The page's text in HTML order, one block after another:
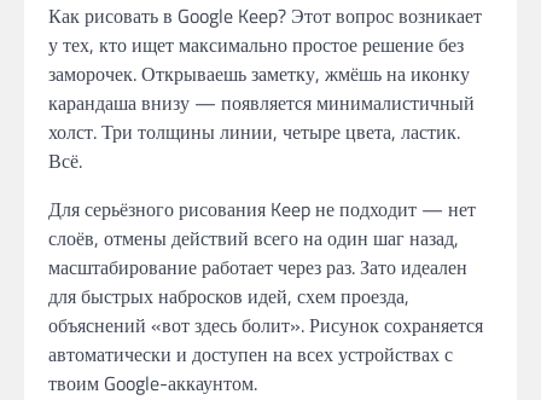
Как рисовать в Google Keep? Этот вопрос возникает
у тех, кто ищет максимально простое решение без
заморочек. Открываешь заметку, жмёшь на иконку
карандаша внизу — появляется минималистичный
холст. Три толщины линии, четыре цвета, ластик.
Всё.
Для серьёзного рисования Keep не подходит — нет
слоёв, отмены действий всего на один шаг назад,
масштабирование работает через раз. Зато идеален
для быстрых набросков идей, схем проезда,
объяснений «вот здесь болит». Рисунок сохраняется
автоматически и доступен на всех устройствах с
твоим Google-аккаунтом.